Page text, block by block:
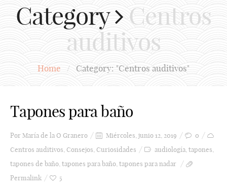
Category
Centros
auditivos
Home / Category: "Centros auditivos"
Tapones para baño
PorMaría de la O Granero Miércoles, junio 12, 2019
0
Centros auditivos Consejos Curiosidades audiología tapones
tapones de baño tapones para baño tapones para nadar
Permalink
5